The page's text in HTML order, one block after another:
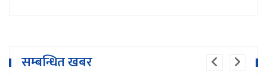
सम्बन्धित खबर